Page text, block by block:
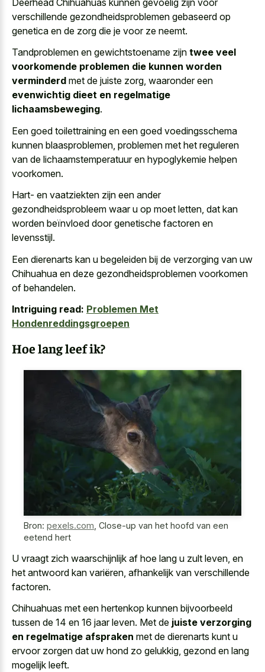
verschillende gezondheidsproblemen gebaseerd op
genetica en de zorg die je voor ze neemt.
Tandproblemen en gewichtstoename zijn twee veel
voorkomende problemen die kunnen worden
verminderd met de juiste zorg, waaronder een
evenwichtig dieet en regelmatige
lichaamsbeweging.
Een goed toilettraining en een goed voedingsschema
kunnen blaasproblemen, problemen met het reguleren
van de lichaamstemperatuur en hypoglykemie helpen
voorkomen.
Hart- en vaatziekten zijn een ander
gezondheidsprobleem waar u op moet letten, dat kan
worden beïnvloed door genetische factoren en
levensstijl.
Een dierenarts kan u begeleiden bij de verzorging van uw
Chihuahua en deze gezondheidsproblemen voorkomen
of behandelen.
Intriguing read: Problemen Met
Hondenreddingsgroepen
Hoe lang leef ik?
Bron: pexels.com Close-up van het hoofd van een
eetend hert
U vraagt zich waarschijnlijk af hoe lang u zult leven, en
het antwoord kan variëren, afhankelijk van verschillende
factoren.
Chihuahuas met een hertenkop kunnen bijvoorbeeld
tussen de 14 en 16 jaar leven. Met de juiste verzorging
en regelmatige afspraken met de dierenarts kunt u
ervoor zorgen dat uw hond zo gelukkig, gezond en lang
mogelijk leeft.